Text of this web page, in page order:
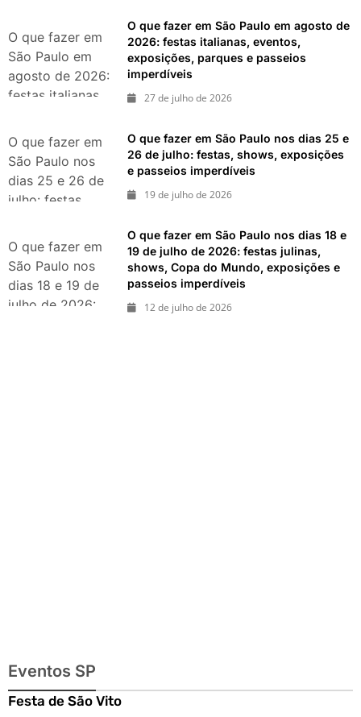
durante agosto
de 2026
O que fazer em
São Paulo em
agosto de 2026:
festas italianas,
exposições,
parques e
passeios
imperdíveis
O que fazer em São Paulo em agosto de
2026: festas italianas, eventos,
exposições, parques e passeios
imperdíveis
27 de julho de 2026
O que fazer em
São Paulo nos
dias 25 e 26 de
julho: festas,
exposições e
passeios
imperdíveis
O que fazer em São Paulo nos dias 25 e
26 de julho: festas, shows, exposições
e passeios imperdíveis
19 de julho de 2026
O que fazer em
São Paulo nos
dias 18 e 19 de
julho de 2026:
O que fazer em São Paulo nos dias 18 e
19 de julho de 2026: festas julinas,
shows, Copa do Mundo, exposições e
passeios imperdíveis
12 de julho de 2026
Eventos SP
Festa de São Vito